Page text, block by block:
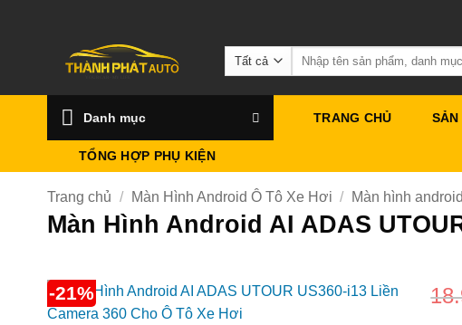
Tìm
kiếm:
Danh mục TRANG CHỦ SẢN
TỔNG HỢP PHỤ KIỆN
Trang chủ / Màn Hình Android Ô Tô Xe Hơi / Màn hình
Màn Hình Android AI ADAS
-21%